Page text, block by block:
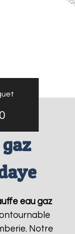
eau gaz
Notre